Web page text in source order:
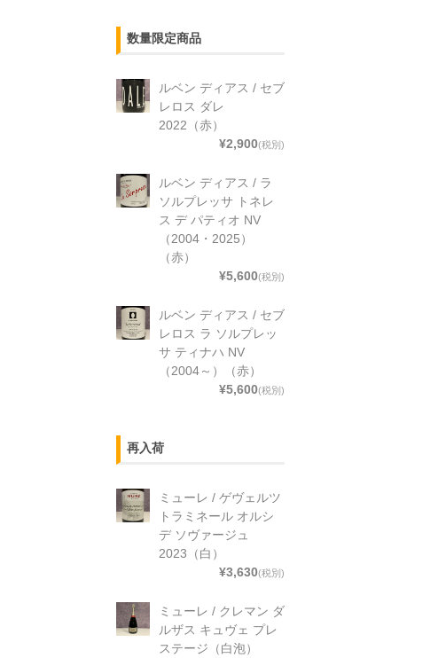
数量限定商品
ルベン ディアス / セブ
レロス ダレ
2022（赤）
¥2,900(税別)
ルベン ディアス / ラ
ソルプレッサ トネレ
ス デ パティオ NV
（2004・2025）
（赤）
¥5,600(税別)
ルベン ディアス / セブ
レロス ラ ソルプレッ
サ ティナハ NV
（2004～）（赤）
¥5,600(税別)
再入荷
ミューレ / ゲヴェルツ
トラミネール オルシ
デ ソヴァージュ
2023（白）
¥3,630(税別)
ミューレ / クレマン ダ
ルザス キュヴェ プレ
ステージ（白泡）